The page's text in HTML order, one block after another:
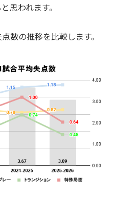
思われます。
数の推移を比較します。